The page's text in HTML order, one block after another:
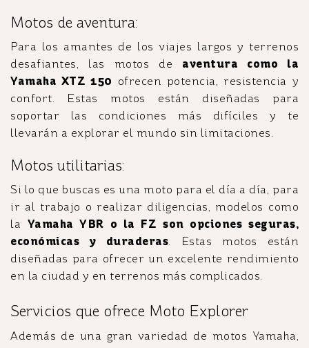
Motos de aventura:
Para los amantes de los viajes largos y terrenos
desafiantes, las motos de aventura como la
Yamaha XTZ 150 ofrecen potencia, resistencia y
confort. Estas motos están diseñadas para
soportar las condiciones más difíciles y te
llevarán a explorar el mundo sin limitaciones.
Motos utilitarias:
Si lo que buscas es una moto para el día a día, para
ir al trabajo o realizar diligencias, modelos como
la Yamaha YBR o la FZ son opciones seguras,
económicas y duraderas. Estas motos están
diseñadas para ofrecer un excelente rendimiento
en la ciudad y en terrenos más complicados.
Servicios que ofrece Moto Explorer
Además de una gran variedad de motos Yamaha,